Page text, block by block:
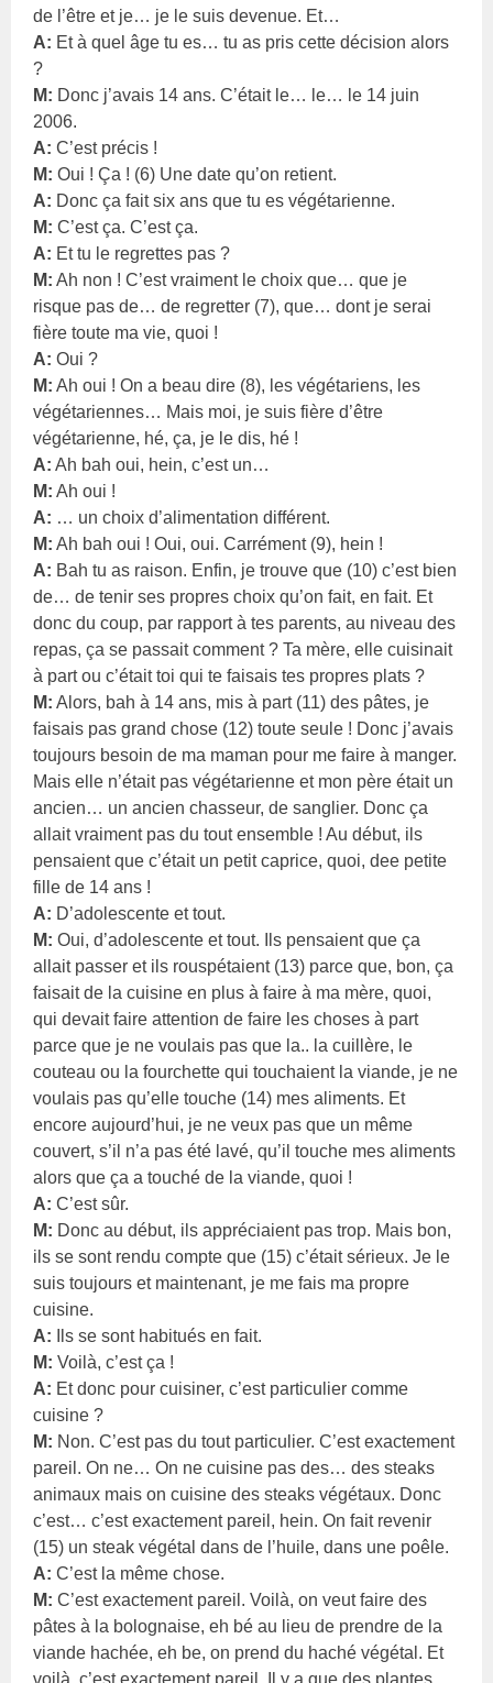
de l’être et je… je le suis devenue. Et…
A: Et à quel âge tu es… tu as pris cette décision alors
?
M: Donc j’avais 14 ans. C’était le… le… le 14 juin
2006.
A: C’est précis !
M: Oui ! Ça ! (6) Une date qu’on retient.
A: Donc ça fait six ans que tu es végétarienne.
M: C’est ça. C’est ça.
A: Et tu le regrettes pas ?
M: Ah non ! C’est vraiment le choix que… que je
risque pas de… de regretter (7), que… dont je serai
fière toute ma vie, quoi !
A: Oui ?
M: Ah oui ! On a beau dire (8), les végétariens, les
végétariennes… Mais moi, je suis fière d’être
végétarienne, hé, ça, je le dis, hé !
A: Ah bah oui, hein, c’est un…
M: Ah oui !
A: … un choix d’alimentation différent.
M: Ah bah oui ! Oui, oui. Carrément (9), hein !
A: Bah tu as raison. Enfin, je trouve que (10) c’est bien
de… de tenir ses propres choix qu’on fait, en fait. Et
donc du coup, par rapport à tes parents, au niveau des
repas, ça se passait comment ? Ta mère, elle cuisinait
à part ou c’était toi qui te faisais tes propres plats ?
M: Alors, bah à 14 ans, mis à part (11) des pâtes, je
faisais pas grand chose (12) toute seule ! Donc j’avais
toujours besoin de ma maman pour me faire à manger.
Mais elle n’était pas végétarienne et mon père était un
ancien… un ancien chasseur, de sanglier. Donc ça
allait vraiment pas du tout ensemble ! Au début, ils
pensaient que c’était un petit caprice, quoi, dee petite
fille de 14 ans !
A: D’adolescente et tout.
M: Oui, d’adolescente et tout. Ils pensaient que ça
allait passer et ils rouspétaient (13) parce que, bon, ça
faisait de la cuisine en plus à faire à ma mère, quoi,
qui devait faire attention de faire les choses à part
parce que je ne voulais pas que la.. la cuillère, le
couteau ou la fourchette qui touchaient la viande, je ne
voulais pas qu’elle touche (14) mes aliments. Et
encore aujourd’hui, je ne veux pas que un même
couvert, s’il n’a pas été lavé, qu’il touche mes aliments
alors que ça a touché de la viande, quoi !
A: C’est sûr.
M: Donc au début, ils appréciaient pas trop. Mais bon,
ils se sont rendu compte que (15) c’était sérieux. Je le
suis toujours et maintenant, je me fais ma propre
cuisine.
A: Ils se sont habitués en fait.
M: Voilà, c’est ça !
A: Et donc pour cuisiner, c’est particulier comme
cuisine ?
M: Non. C’est pas du tout particulier. C’est exactement
pareil. On ne… On ne cuisine pas des… des steaks
animaux mais on cuisine des steaks végétaux. Donc
c’est… c’est exactement pareil, hein. On fait revenir
(15) un steak végétal dans de l’huile, dans une poêle.
A: C’est la même chose.
M: C’est exactement pareil. Voilà, on veut faire des
pâtes à la bolognaise, eh bé au lieu de prendre de la
viande hachée, eh be, on prend du haché végétal. Et
voilà, c’est exactement pareil. Il y a que des plantes